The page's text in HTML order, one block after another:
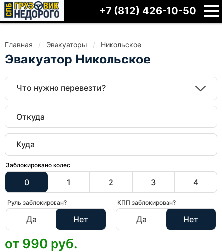
+7 (812) 426-10-50
Главная Эвакуаторы Никольское
Эвакуатор Никольское
Что нужно перевезти?
Заблокировано колес
0 1 2 3 4
Руль заблокирован?
Да Нет
КПП заблокирован?
Да Нет
от 990 руб.